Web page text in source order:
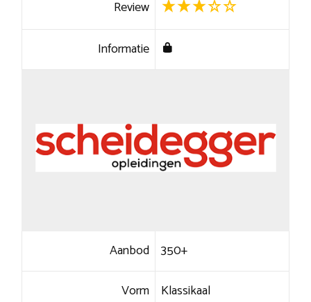
Review
Informatie
Aanbod 350+
Vorm Klassikaal